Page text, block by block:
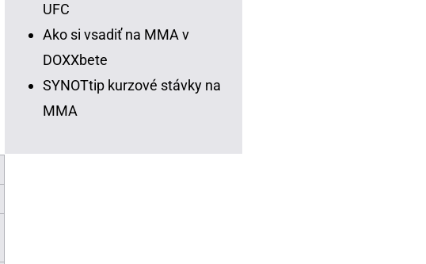
UFC
Ako si vsadiť na MMA v
DOXXbete
SYNOTtip kurzové stávky na
MMA